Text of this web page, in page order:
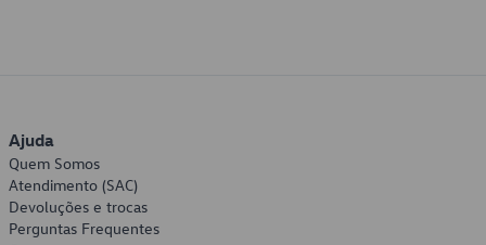
Ajuda
Quem Somos
Atendimento (SAC)
Devoluções e trocas
Perguntas Frequentes